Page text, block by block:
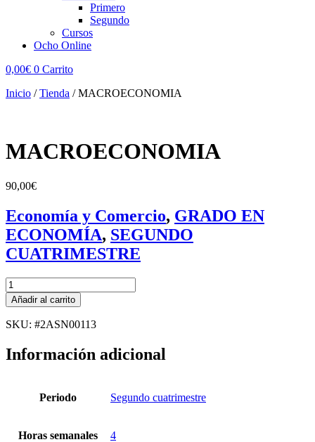
Primero
Segundo
Cursos
Ocho Online
0,00€ 0 Carrito
Inicio /Tienda /MACROECONOMIA
MACROECONOMIA
90,00€
Economía y Comercio, GRADO EN
ECONOMÍA, SEGUNDO
CUATRIMESTRE
MACROECONOMIA
cantidad
Añadir al carrito
SKU: #2ASN00113
Información adicional
Periodo Segundo cuatrimestre
Horas semanales 4